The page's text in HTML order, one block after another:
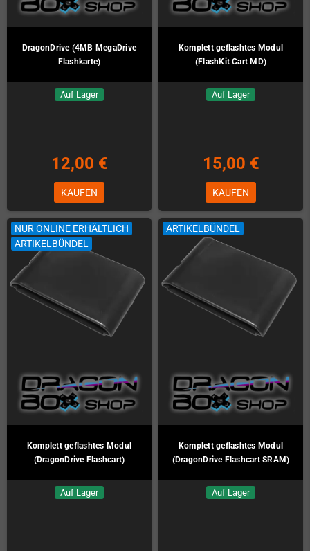
DragonDrive (4MB MegaDrive
Flashkarte)
Auf Lager
12,00 €
KAUFEN
Komplett geflashtes Modul
(FlashKit Cart MD)
Auf Lager
15,00 €
KAUFEN
NUR ONLINE ERHÄLTLICH
ARTIKELBÜNDEL
Komplett geflashtes Modul
(DragonDrive Flashcart)
Auf Lager
ARTIKELBÜNDEL
Komplett geflashtes Modul
(DragonDrive Flashcart SRAM)
Auf Lager